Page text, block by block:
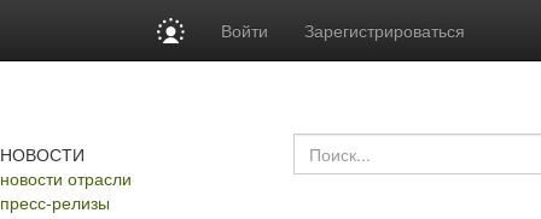
Войти Зарегистрироваться
НОВОСТИ
новости отрасли
пресс-релизы